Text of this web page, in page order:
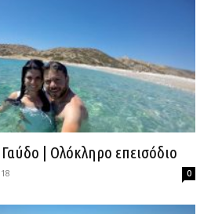
| Ολόκληρο επεισόδιο
0